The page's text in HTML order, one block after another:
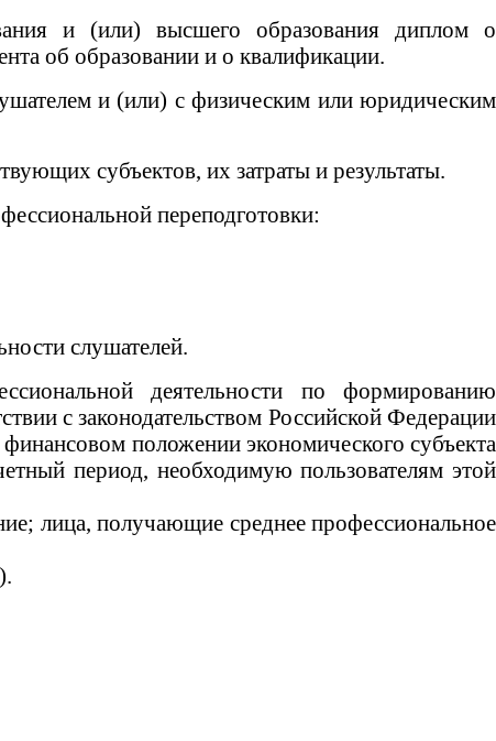
и (или) высшего образования диплом о
об образовании и о квалификации.
и (или) с физическим или юридическим
субъектов, их затраты и результаты.
переподготовки:
слушателей.
деятельности по формированию
с законодательством Российской Федерации
положении экономического субъекта
период, необходимую пользователям этой
лица, получающие среднее профессиональное